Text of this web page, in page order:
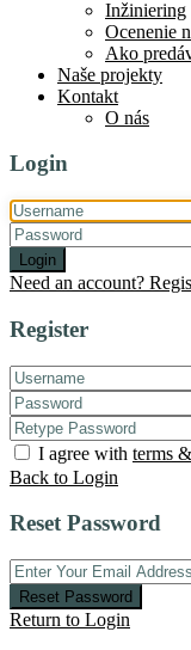
Inžiniering
Ocenenie
Ako
Naše projekty
Kontakt
O nás
Login
Login
Need an account?
Register
I agree with terms
Back to Login
Reset Password
Reset Password
Return to Login